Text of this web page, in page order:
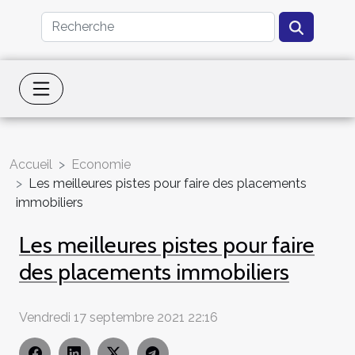
Accueil
Economie
Les meilleures pistes pour faire des placements
immobiliers
Les meilleures pistes pour faire
des placements immobiliers
Vendredi 17 septembre 2021 22:16